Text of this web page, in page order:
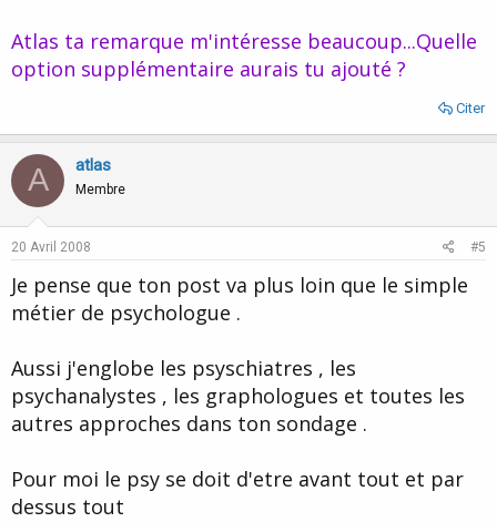
Atlas ta remarque m'intéresse beaucoup...Quelle
option supplémentaire aurais tu ajouté ?
Citer
A atlas
Membre
20 Avril 2008 #5
Je pense que ton post va plus loin que le simple
métier de psychologue .
Aussi j'englobe les psyschiatres , les
psychanalystes , les graphologues et toutes les
autres approches dans ton sondage .
Pour moi le psy se doit d'etre avant tout et par
dessus tout